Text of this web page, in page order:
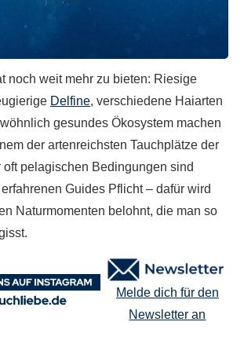
noch weit mehr zu bieten: Riesige
Delfine, verschiedene Haiarten
gesundes Ökosystem machen
der artenreichsten Tauchplätze der
oft pelagischen Bedingungen sind
Guides Pflicht – dafür wird
Naturmomenten belohnt, die man so
Melde dich für den
Newsletter an